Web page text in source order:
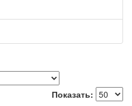
Показать: